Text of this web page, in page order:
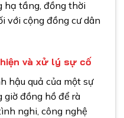
hạ tầng, đồng thời
với cộng đồng cư dân
và xử lý sự cố
hậu quả của một sự
đồng hồ để rà
nghi, công nghệ